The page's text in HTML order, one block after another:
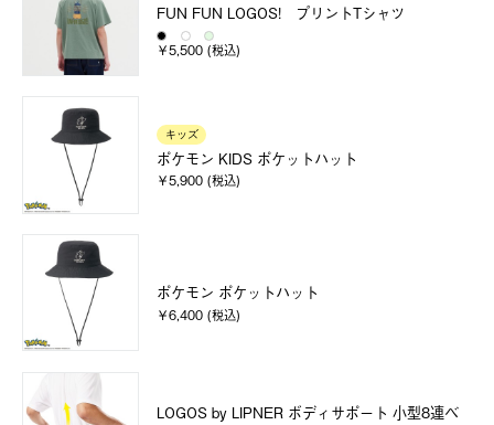
FUN FUN LOGOS! プリントTシャツ
￥5,500 (税込)
キッズ
ポケモン KIDS ポケットハット
￥5,900 (税込)
ポケモン ポケットハット
￥6,400 (税込)
LOGOS by LIPNER ボディサポート 小型8連ベ